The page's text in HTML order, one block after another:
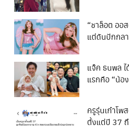
“ชาล็อต ออ
แต่ดันปักกล
แจ๊ค ธนพล
แรกคือ “น้อ
เอก” เอกชั
ครูรุ่นเก๋าโพ
ตั้งแต่ปี 37